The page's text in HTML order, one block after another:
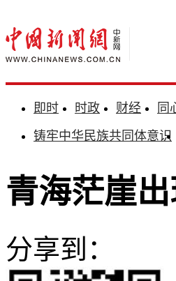
即时 时政 财经 同
铸牢中华民族共同体意识
青海茫崖
分享到：